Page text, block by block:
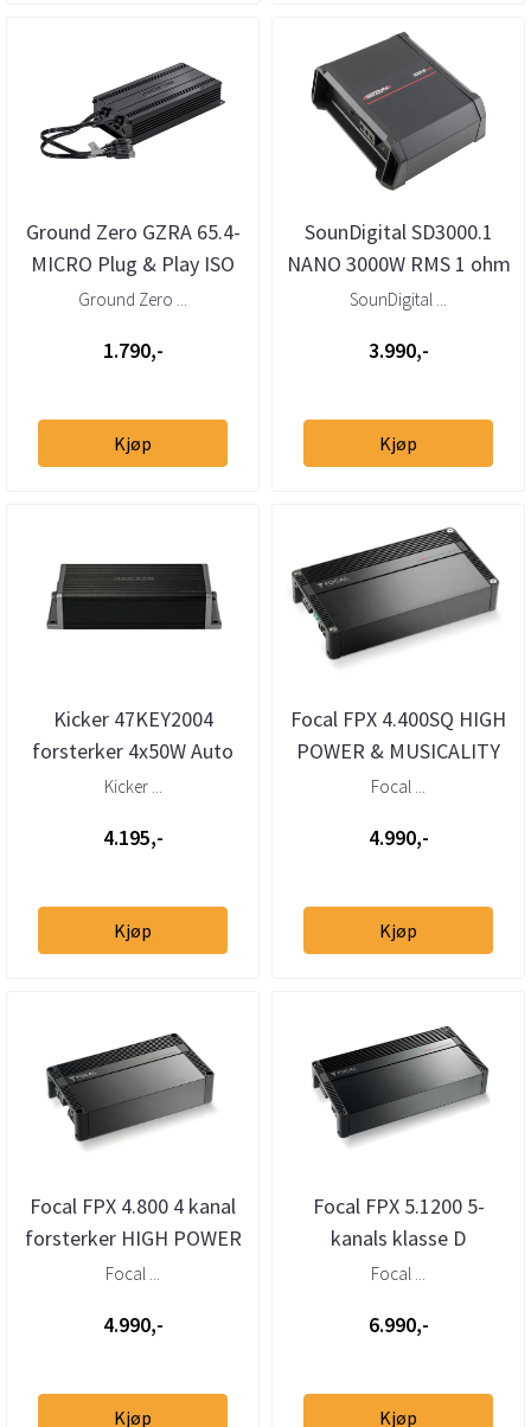
Ground Zero GZRA 65.4-
MICRO Plug & Play ISO
forsterker 4x65W
Ground Zero ...
1.790,-
Kjøp
SounDigital SD3000.1
NANO 3000W RMS 1 ohm
mono
SounDigital ...
3.990,-
Kjøp
Kicker 47KEY2004
forsterker 4x50W Auto
DSP m mikrofon
Kicker ...
4.195,-
Kjøp
Focal FPX 4.400SQ HIGH
POWER & MUSICALITY
Focal ...
4.990,-
Kjøp
Focal FPX 4.800 4 kanal
forsterker HIGH POWER
AND MUSICALITY
Focal ...
4.990,-
Kjøp
Focal FPX 5.1200 5-
kanals klasse D
forsterker
Focal ...
6.990,-
Kjøp